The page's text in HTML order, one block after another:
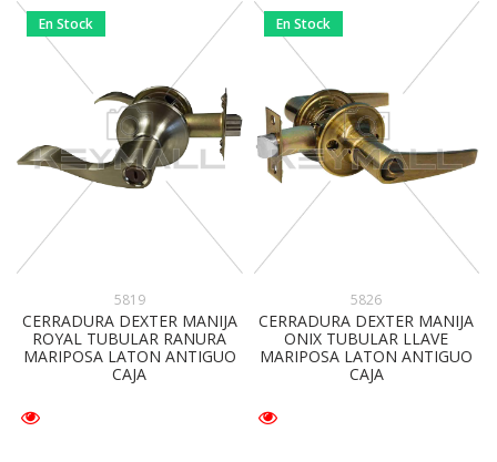
En Stock
5819
CERRADURA DEXTER MANIJA
ROYAL TUBULAR RANURA
MARIPOSA LATON ANTIGUO
CAJA
En Stock
5826
CERRADURA DEXTER MANIJA
ONIX TUBULAR LLAVE
MARIPOSA LATON ANTIGUO
CAJA